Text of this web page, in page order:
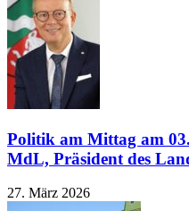
Politik am Mittag am
MdL, Präsident des
27. März 2026